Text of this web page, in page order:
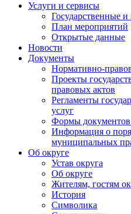
Услуги и сервисы
Государственные
План мероприятий
Открытые данные
Новости
Документы
Нормативно-
Проекты
правовых актов
Регламенты
услуг
Формы документов
Информация о
муниципальных
Об округе
Устав округа
Об округе
Жителям, гостям
История
Символика